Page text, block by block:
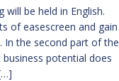
will be held in English.
of easescreen and gain
In the second part of the
potential does